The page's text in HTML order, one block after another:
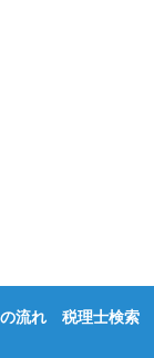
流れ 税理士検索